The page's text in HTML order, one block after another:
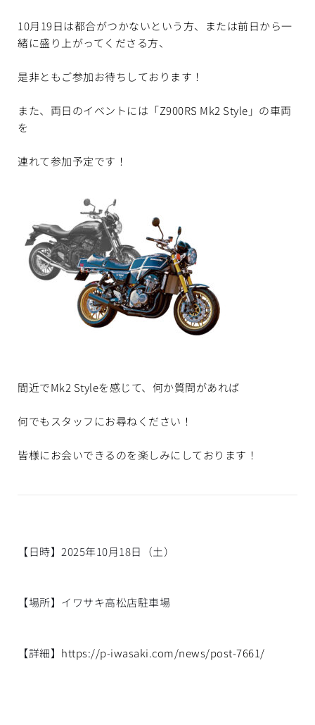
10月19日は都合がつかないという方、または前日から一
緒に盛り上がってくださる方、
是非ともご参加お待ちしております！
また、両日のイベントには「Z900RS Mk2 Style」の車両
を
連れて参加予定です！
間近でMk2 Styleを感じて、何か質問があれば
何でもスタッフにお尋ねください！
皆様にお会いできるのを楽しみにしております！
【日時】2025年10月18日（土）
【場所】イワサキ高松店駐車場
【詳細】 https://p-iwasaki.com/news/post-7661/